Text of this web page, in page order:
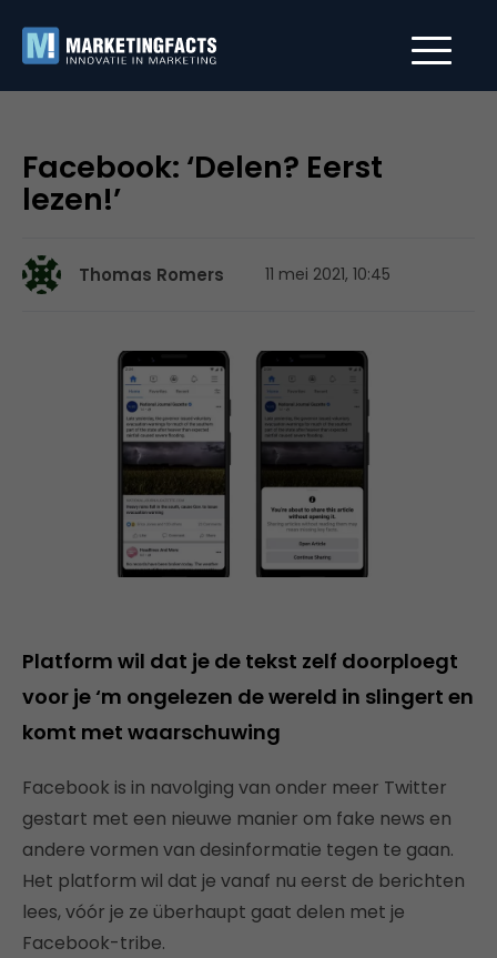
Facebook: ‘Delen? Eerst
lezen!’
Thomas Romers 11 mei 2021, 10:45
Platform wil dat je de tekst zelf doorploegt
voor je ‘m ongelezen de wereld in slingert en
komt met waarschuwing
Facebook is in navolging van onder meer Twitter
gestart met een nieuwe manier om fake news en
andere vormen van desinformatie tegen te gaan.
Het platform wil dat je vanaf nu eerst de berichten
lees, vóór je ze überhaupt gaat delen met je
Facebook-tribe.